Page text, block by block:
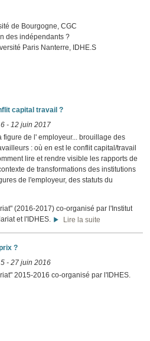
de Bourgogne, CGC
des indépendants ?
Paris Nanterre, IDHE.S
capital travail ?
- 12 juin 2017
figure de l' employeur... brouillage des
: où en est le conflit capital/travail
lire et rendre visible les rapports de
de transformations des institutions
de l'employeur, des statuts du
(2016-2017) co-organisé par l'Institut
et l'IDHES.
Lire la suite
?
- 27 juin 2016
2015-2016 co-organisé par l'IDHES.